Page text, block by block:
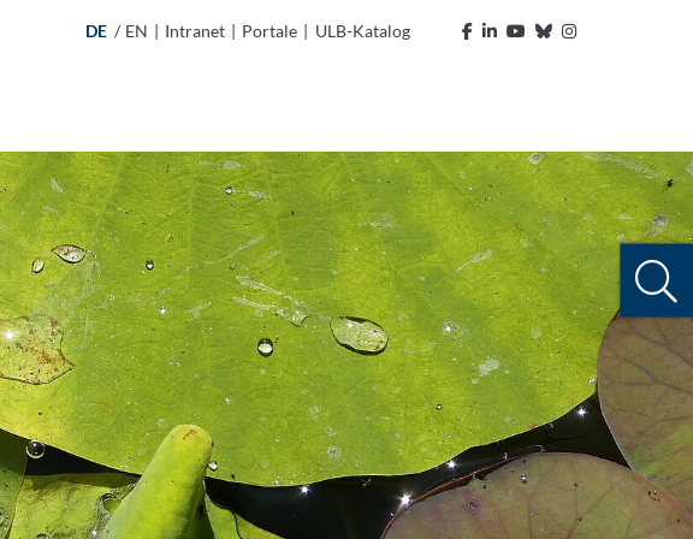
DE / EN | Intranet | Portale | ULB-Katalog